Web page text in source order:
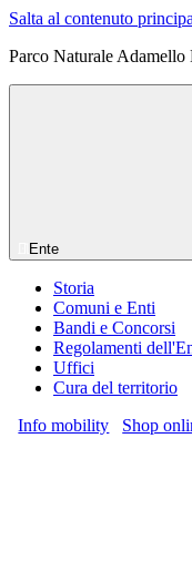
Salta al contenuto
Parco Naturale Adamello
Ente
Storia
Comuni e Enti
Bandi e Concorsi
Regolamenti
Uffici
Cura del territorio
Info mobility
Shop